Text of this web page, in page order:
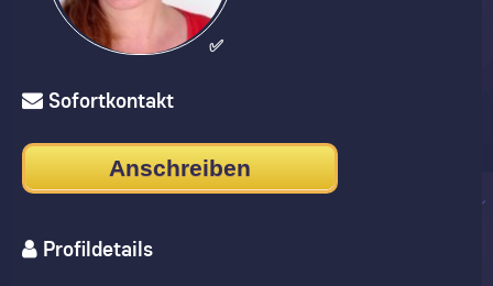
✅
Sofortkontakt
Anschreiben
Profildetails